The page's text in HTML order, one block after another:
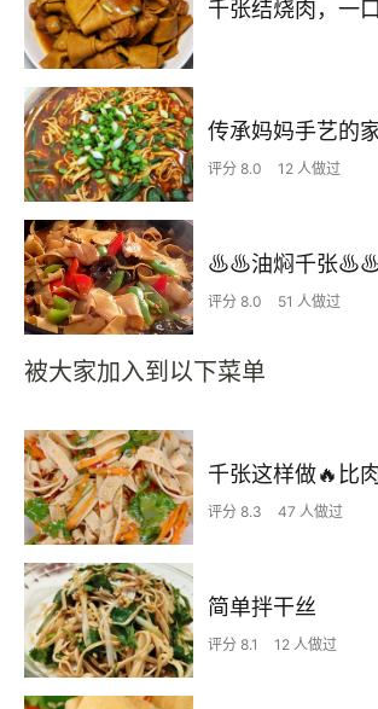
传承妈妈手艺的
评分 8.0 12 人做过
♨️♨️油焖千张
评分 8.0 51 人做过
被大家加入到以下菜单
千张这样做🔥比
评分 8.3 47 人做过
简单拌干丝
评分 8.1 12 人做过